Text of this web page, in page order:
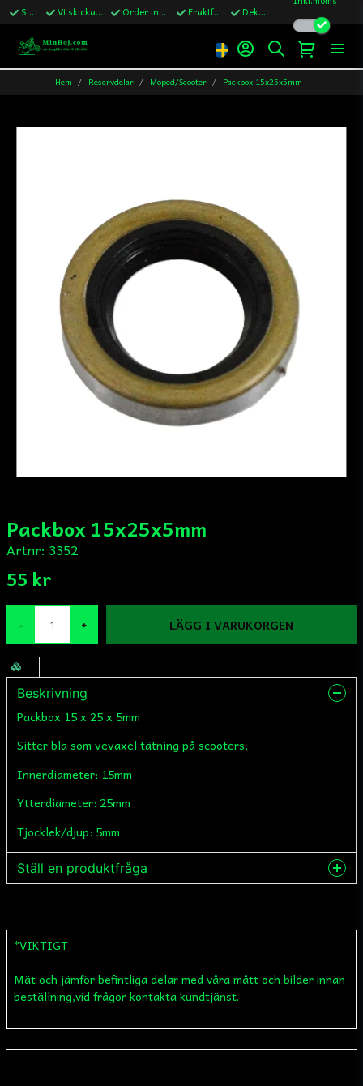
Snabba leveranser Vi skickar till Sverige,Danmark & Finland Order innan kl.13 skickas samma vardag Fraktfritt över 1200kr till Sverige Dekaler ingår i alla ordrar
Hem Reservdelar Moped/Scooter Packbox 15x25x5mm
Packbox 15x25x5mm
Artnr: 3352
55 kr
- + LÄGG I VARUKORGEN
Beskrivning
Packbox 15 x 25 x 5mm
Sitter bla som vevaxel tätning på scooters.
Innerdiameter: 15mm
Ytterdiameter: 25mm
Tjocklek/djup: 5mm
Ställ en produktfråga
name
Namn
email
*VIKTIGT
Mät och jämför befintliga delar med våra mått och bilder innan
beställning,vid frågor kontakta kundtjänst.